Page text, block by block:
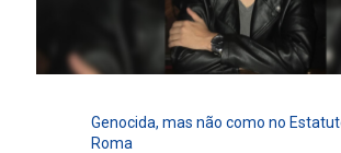
Genocida, mas não como no
Roma